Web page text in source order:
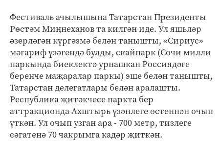
Фестиваль ачылышына Татарстан Президенты
Рөстәм Миңнеханов та килгән иде. Ул яшьләр
әзерләгән күргәзмә белән танышты, «Сириус»
мәгариф үзәгендә булды, скайпарк (Сочи милли
паркында биеклектә урнашкан Россиядәге
беренче маҗаралар паркы) эше белән танышты,
Татарстан делегатлары белән аралашты.
Республика җитәкчесе паркта бер
аттракционда Ахштырь үзәнлеге өстеннән очып
үткән. Ул очып узган ара - 700 метр, тизлеге
сәгатенә 70 чакрымга кадәр җиткән.